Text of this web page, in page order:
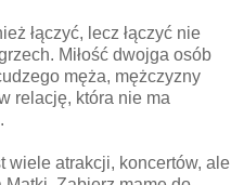
łączyć, lecz łączyć nie
Miłość dwojga osób
męża, mężczyzny
relację, która nie ma
wiele atrakcji, koncertów, ale